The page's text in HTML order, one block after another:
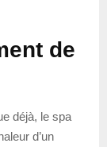
de
déjà, le spa
d’un